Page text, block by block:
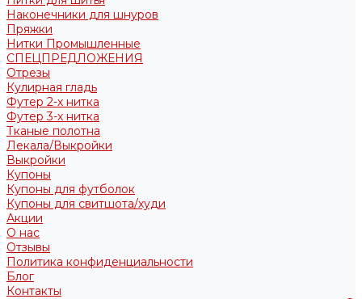
Наконечники для шнуров
Пряжки
Нитки Промышленные
СПЕЦПРЕДЛОЖЕНИЯ
Отрезы
Кулирная гладь
Футер 2-х нитка
Футер 3-х нитка
Тканые полотна
Лекала/Выкройки
Выкройки
Купоны
Купоны для футболок
Купоны для свитшота/худи
Акции
О нас
Отзывы
Политика конфиденциальности
Блог
Контакты